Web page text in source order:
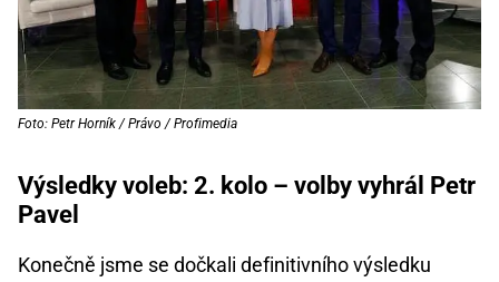
Foto: Petr Horník / Právo / Profimedia
Výsledky voleb: 2. kolo – volby vyhrál Petr
Pavel
Konečně jsme se dočkali definitivního výsledku